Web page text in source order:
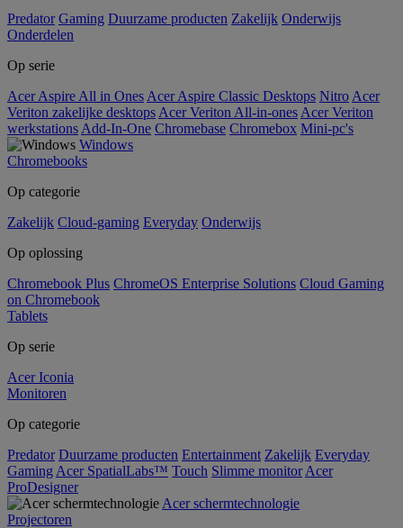
Predator Gaming Duurzame producten Zakelijk Onderwijs
Onderdelen
Op serie
Acer Aspire All in Ones Acer Aspire Classic Desktops Nitro Acer
Veriton zakelijke desktops Acer Veriton All-in-ones Acer Veriton
werkstations Add-In-One Chromebase Chromebox Mini-pc's
Windows
Chromebooks
Op categorie
Zakelijk Cloud-gaming Everyday Onderwijs
Op oplossing
Chromebook Plus ChromeOS Enterprise Solutions Cloud Gaming
on Chromebook
Tablets
Op serie
Acer Iconia
Monitoren
Op categorie
Predator Duurzame producten Entertainment Zakelijk Everyday
Gaming Acer SpatialLabs™ Touch Slimme monitor Acer
ProDesigner
Acer schermtechnologie
Projectoren